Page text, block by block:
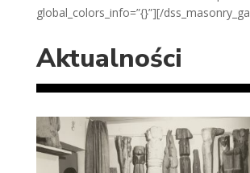
global_colors_info=”{}”][/
Aktualności